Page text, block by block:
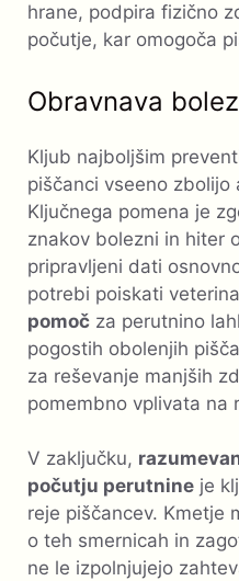
hrane, podpira fizično
počutje, kar omogoča
Obravnava
Kljub najboljšim
piščanci vseeno zbolijo
Ključnega pomena je
znakov bolezni in hiter
pripravljeni dati
potrebi poiskati
pomoč za perutnino
pogostih obolenjih
za reševanje manjših
pomembno vplivata na
V zaključku,
počutju perutnine je
reje piščancev. Kmetje
o teh smernicah in
ne le izpolnjujejo